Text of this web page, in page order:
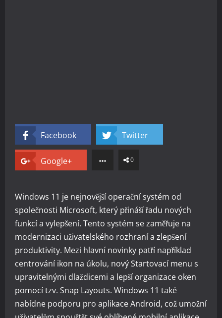
Facebook Twitter
Google+ 0
Windows 11 je nejnovější operační systém od
společnosti Microsoft, který přináší řadu nových
funkcí a vylepšení. Tento systém se zaměřuje na
modernizaci uživatelského rozhraní a zlepšení
produktivity. Mezi hlavní novinky patří například
centrování ikon na úkolu, nový Startovací menu s
upravitelnými dlaždicemi a lepší organizace oken
pomocí tzv. Snap Layouts. Windows 11 také
nabídne podporu pro aplikace Android, což umožní